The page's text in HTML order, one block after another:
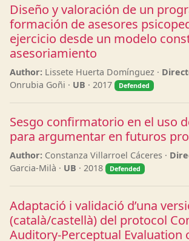
Diseño y valoración de un
formación de asesores
ejercicio desde un modelo
asesoriamiento
Author: Lissete Huerta Domínguez ·
Onrubia Goñi · UB · 2017 Defended
Sesgo confirmatorio en el uso
para argumentar en futuros
Author: Constanza Villarroel Cáceres ·
Garcia-Milà · UB · 2018 Defended
Adaptació i validació d’una
(català/castellà) del protocol
Auditory-Perceptual Evaluation